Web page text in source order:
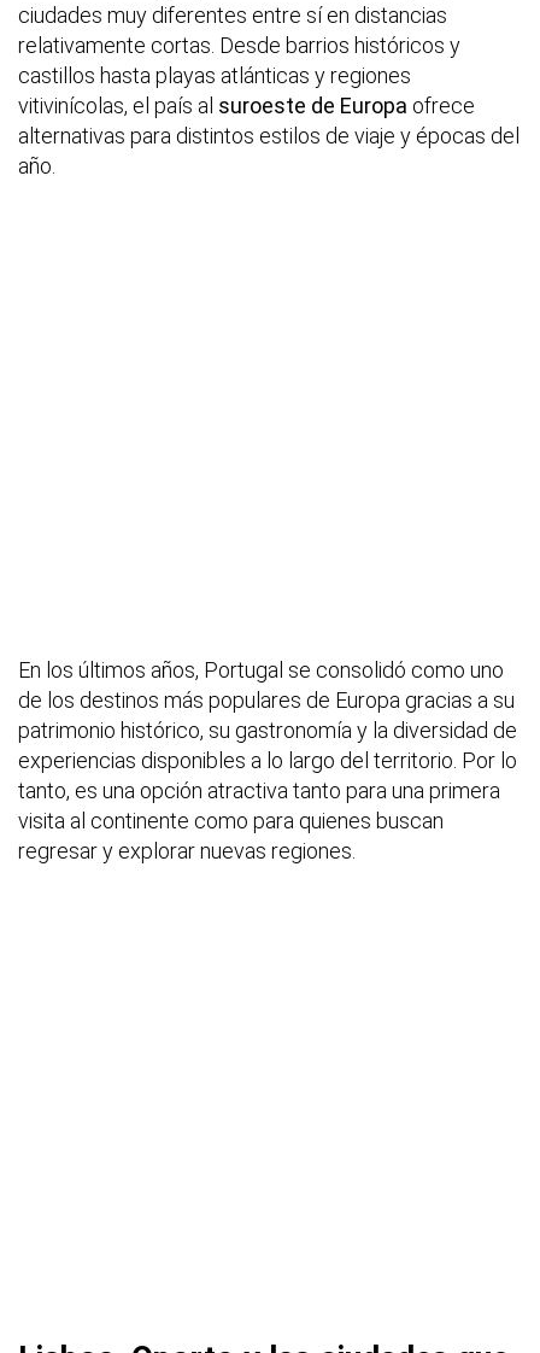
ciudades muy diferentes entre sí en distancias
relativamente cortas. Desde barrios históricos y
castillos hasta playas atlánticas y regiones
vitivinícolas, el país al suroeste de Europa ofrece
alternativas para distintos estilos de viaje y épocas del
año.
En los últimos años, Portugal se consolidó como uno
de los destinos más populares de Europa gracias a su
patrimonio histórico, su gastronomía y la diversidad de
experiencias disponibles a lo largo del territorio. Por lo
tanto, es una opción atractiva tanto para una primera
visita al continente como para quienes buscan
regresar y explorar nuevas regiones.